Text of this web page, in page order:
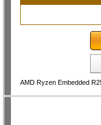
AMD Ryzen Embedded